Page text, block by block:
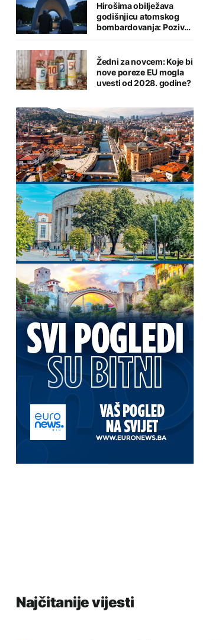
Hirošima obilježava
godišnjicu atomskog
bombardovanja: Poziv
na ukidanje nuklearnog
Žedni za novcem: Koje bi
nove poreze EU mogla
uvesti od 2028. godine?
Najčitanije vijesti